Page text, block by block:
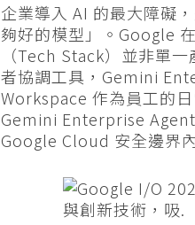
企業導入 AI 的最大障礙
夠好的模型」。Google
（Tech Stack）並非單
者協調工具，Gemini
Workspace 作為員工的
Gemini Enterprise
Google Cloud 安全邊界